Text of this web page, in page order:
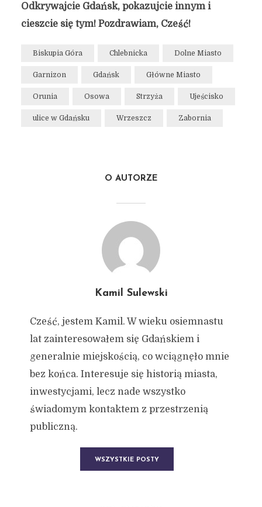
Odkrywajcie Gdańsk, pokazujcie innym i
cieszcie się tym! Pozdrawiam, Cześć!
Biskupia Góra Chlebnicka Dolne Miasto
Garnizon Gdańsk Główne Miasto
Orunia Osowa Strzyża Ujeścisko
ulice w Gdańsku Wrzeszcz Zabornia
O AUTORZE
Kamil Sulewski
Cześć, jestem Kamil. W wieku osiemnastu
lat zainteresowałem się Gdańskiem i
generalnie miejskością, co wciągnęło mnie
bez końca. Interesuje się historią miasta,
inwestycjami, lecz nade wszystko
świadomym kontaktem z przestrzenią
publiczną.
WSZYSTKIE POSTY